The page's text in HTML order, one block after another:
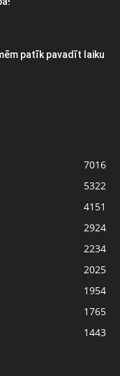
patīk pavadīt laiku
7016
5322
4151
2924
2234
2025
1954
1765
1443